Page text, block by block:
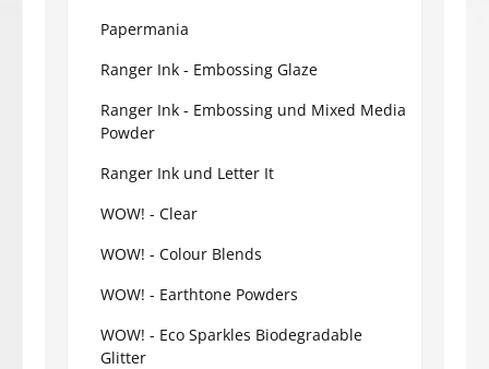
Papermania
Ranger Ink - Embossing Glaze
Ranger Ink - Embossing und Mixed Media
Powder
Ranger Ink und Letter It
WOW! - Clear
WOW! - Colour Blends
WOW! - Earthtone Powders
WOW! - Eco Sparkles Biodegradable
Glitter